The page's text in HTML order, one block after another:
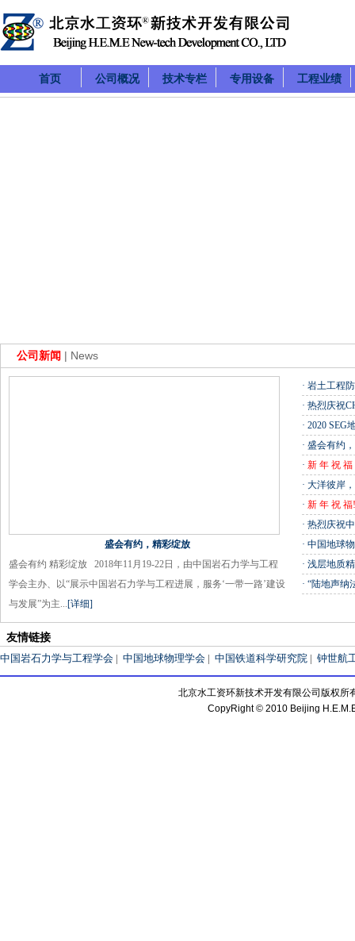
首页 公司概况 技术专栏 专用设备 工程业绩
公司新闻 | News
盛会有约，精彩绽放
盛会有约 精彩绽放 2018年11月19-22日，由中国岩石力学与工程
学会主办、以“展示中国岩石力学与工程进展，服务‘一带一路’建设
与发展”为主...[详细]
· 岩土工程
· 热烈庆祝
· 2020 SEG
· 盛会有约
· 新 年 祝 福
· 大洋彼岸
· 新 年 祝 福!
· 热烈庆祝
· 中国地球
· 浅层地质
· “陆地声
友情链接
中国岩石力学与工程学会 | 中国地球物理学会 | 中国铁道科学研究院 | 钟世航
北京水工资环新技术开发有限公司版权所
CopyRight © 2010 Beijing